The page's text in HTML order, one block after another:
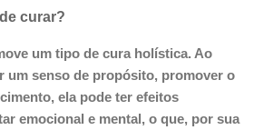
curar?
um tipo de cura holística. Ao
um senso de propósito, promover o
ela pode ter efeitos
emocional e mental, o que, por sua